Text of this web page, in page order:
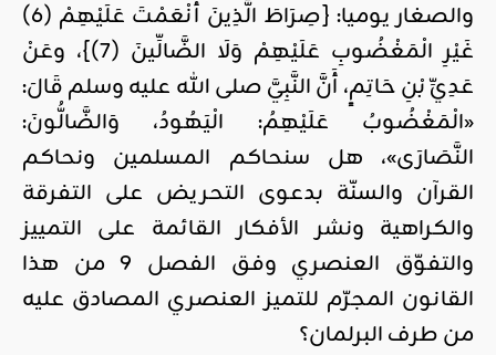
والصغار يوميا: {صِرَاطَ الَّذِينَ أَنْعَمْتَ عَلَيْهِمْ (6)
غَيْرِ الْمَغْضُوبِ عَلَيْهِمْ وَلَا الضَّالِّينَ (7)}، وعَنْ
عَدِيِّ بْنِ حَاتِمٍ، أَنَّ النَّبِيَّ صلى الله عليه وسلم قَالَ:
«الْمَغْضُوبُ عَلَيْهِمُ: الْيَهُودُ، وَالضَّالُّونَ:
النَّصَارَى»، هل سنحاكم المسلمين ونحاكم
القرآن والسنّة بدعوى التحريض على التفرقة
والكراهية ونشر الأفكار القائمة على التمييز
والتفوّق العنصري وفق الفصل 9 من هذا
القانون المجرّم للتميز العنصري المصادق عليه
من طرف البرلمان؟